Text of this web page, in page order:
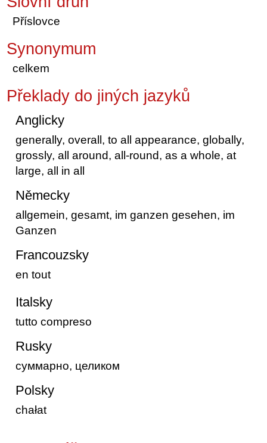
Příslovce
Synonymum
celkem
Překlady do jiných jazyků
Anglicky
generally, overall, to all appearance, globally,
grossly, all around, all-round, as a whole, at
large, all in all
Německy
allgemein, gesamt, im ganzen gesehen, im
Ganzen
Francouzsky
en tout
Italsky
tutto compreso
Rusky
суммарно, целиком
Polsky
chałat